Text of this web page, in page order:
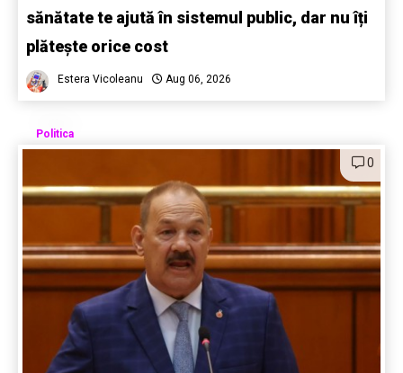
sănătate te ajută în sistemul public, dar nu îți
plătește orice cost
Estera Vicoleanu Aug 06, 2026
Politica
0